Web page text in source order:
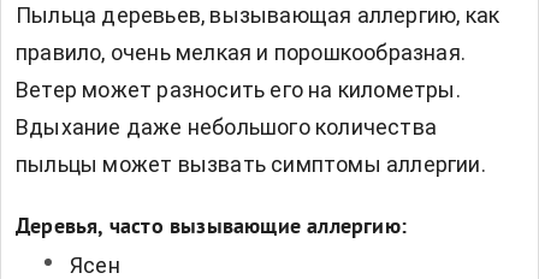
Пыльца деревьев, вызывающая аллергию, как
правило, очень мелкая и порошкообразная.
Ветер может разносить его на километры.
Вдыхание даже небольшого количества
пыльцы может вызвать симптомы аллергии.
Деревья, часто вызывающие аллергию:
Ясен